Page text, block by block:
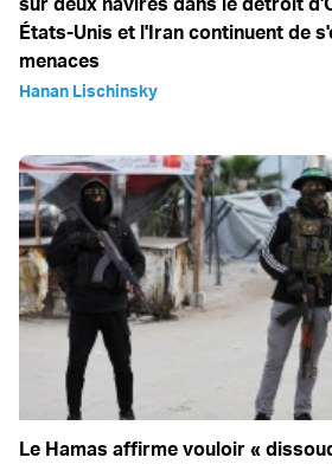
États-Unis et l'Iran continuent de
menaces
Hanan Lischinsky
Le Hamas affirme vouloir «